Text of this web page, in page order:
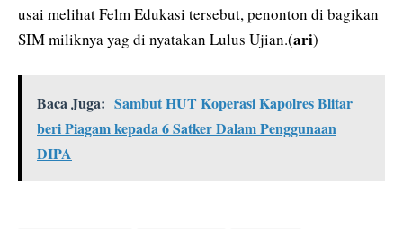
usai melihat Felm Edukasi tersebut, penonton di bagikan
SIM miliknya yag di nyatakan Lulus Ujian.(ari)
Baca Juga: Sambut HUT Koperasi Kapolres Blitar
beri Piagam kepada 6 Satker Dalam Penggunaan
DIPA